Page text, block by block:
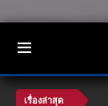
เรื่องล่าสุด